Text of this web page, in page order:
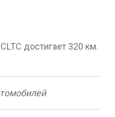
достигает 320 км.